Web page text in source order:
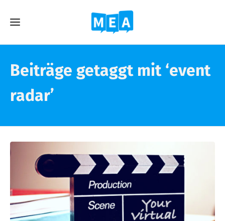
Beiträge getaggt mit ‘event
radar’